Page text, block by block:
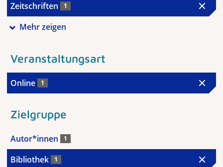
Zeitschriften 1
Mehr zeigen
Veranstaltungsart
Online 1
Zielgruppe
Autor*innen 1
Bibliothek 1